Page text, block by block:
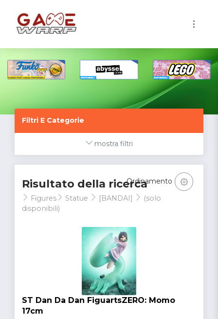
Filtri E Categorie
mostra filtri
Risultato della ricerca
Figures Statue [BANDAI]
(solo
disponibili)
Ordinamento
ST Dan Da Dan FiguartsZERO: Momo
17cm